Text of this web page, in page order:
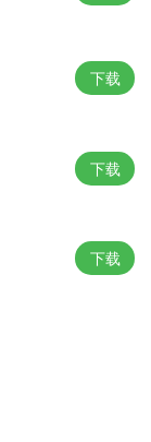
下载
下载
下载